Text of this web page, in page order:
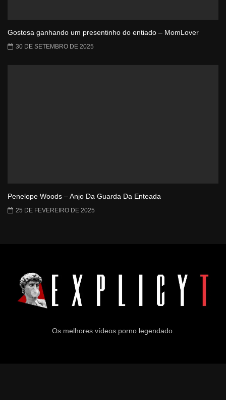
Gostosa ganhando um presentinho do entiado – MomLover
30 DE SETEMBRO DE 2025
Penelope Woods – Anjo Da Guarda Da Enteada
25 DE FEVEREIRO DE 2025
Os melhores vídeos porno legendado.